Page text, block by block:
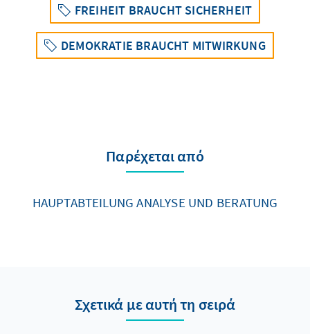
FREIHEIT BRAUCHT SICHERHEIT
DEMOKRATIE BRAUCHT MITWIRKUNG
Παρέχεται από
HAUPTABTEILUNG ANALYSE UND BERATUNG
Σχετικά με αυτή τη σειρά